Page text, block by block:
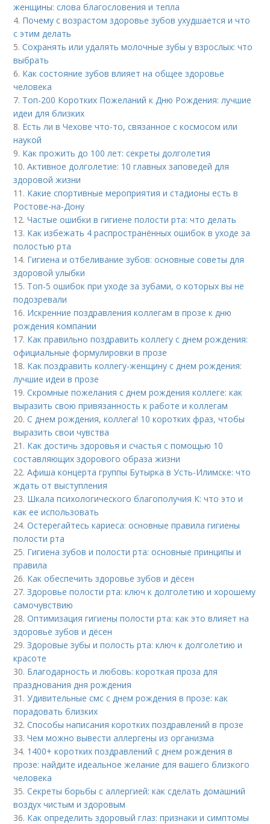
женщины: слова благословения и тепла
4. Почему с возрастом здоровье зубов ухудшается и что
с этим делать
5.Сохранять или удалять молочные зубы у взрослых: что
выбрать
6. Как состояние зубов влияет на общее здоровье
человека
7. Топ-200 Коротких Пожеланий к Дню Рождения: лучшие
идеи для близких
8. Есть ли в Чехове что-то, связанное с космосом или
наукой
9. Как прожить до 100 лет: секреты долголетия
10.Активное долголетие: 10 главных заповедей для
здоровой жизни
11. Какие спортивные мероприятия и стадионы есть в
Ростове-на-Дону
12.Частые ошибки в гигиене полости рта: что делать
13. Как избежать 4 распространённых ошибок в уходе за
полостью рта
14. Гигиена и отбеливание зубов: основные советы для
здоровой улыбки
15. Топ-5 ошибок при уходе за зубами, о которых вы не
подозревали
16. Искренние поздравления коллегам в прозе к дню
рождения компании
17. Как правильно поздравить коллегу с днем рождения:
официальные формулировки в прозе
18. Как поздравить коллегу-женщину с днем рождения:
лучшие идеи в прозе
19.Скромные пожелания с днем рождения коллеге: как
выразить свою привязанность к работе и коллегам
20.С днем рождения, коллега! 10 коротких фраз, чтобы
выразить свои чувства
21. Как достичь здоровья и счастья с помощью 10
составляющих здорового образа жизни
22.Афиша концерта группы Бутырка в Усть-Илимске: что
ждать от выступления
23. Шкала психологического благополучия К: что это и
как ее использовать
24.Остерегайтесь кариеса: основные правила гигиены
полости рта
25. Гигиена зубов и полости рта: основные принципы и
правила
26. Как обеспечить здоровье зубов и дёсен
27.Здоровье полости рта: ключ к долголетию и хорошему
самочувствию
28.Оптимизация гигиены полости рта: как это влияет на
здоровье зубов и дёсен
29.Здоровые зубы и полость рта: ключ к долголетию и
красоте
30. Благодарность и любовь: короткая проза для
празднования дня рождения
31.Удивительные смс с днем рождения в прозе: как
порадовать близких
32.Способы написания коротких поздравлений в прозе
33.Чем можно вывести аллергены из организма
34. 1400+ коротких поздравлений с днем рождения в
прозе: найдите идеальное желание для вашего близкого
человека
35.Секреты борьбы с аллергией: как сделать домашний
воздух чистым и здоровым
36. Как определить здоровый глаз: признаки и симптомы